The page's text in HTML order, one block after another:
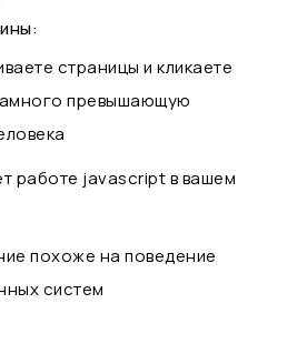
страницы и кликаете
превышающую
работе javascript в вашем
похоже на поведение
систем